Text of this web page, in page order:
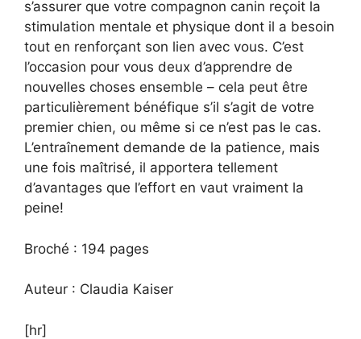
s’assurer que votre compagnon canin reçoit la
stimulation mentale et physique dont il a besoin
tout en renforçant son lien avec vous. C’est
l’occasion pour vous deux d’apprendre de
nouvelles choses ensemble – cela peut être
particulièrement bénéfique s’il s’agit de votre
premier chien, ou même si ce n’est pas le cas.
L’entraînement demande de la patience, mais
une fois maîtrisé, il apportera tellement
d’avantages que l’effort en vaut vraiment la
peine!
Broché : 194 pages
Auteur : Claudia Kaiser
[hr]